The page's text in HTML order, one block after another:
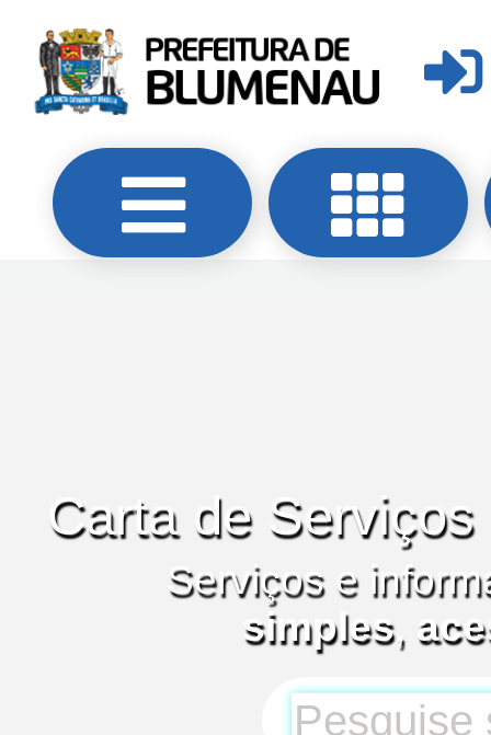
Carta de
Serviços e
simples,